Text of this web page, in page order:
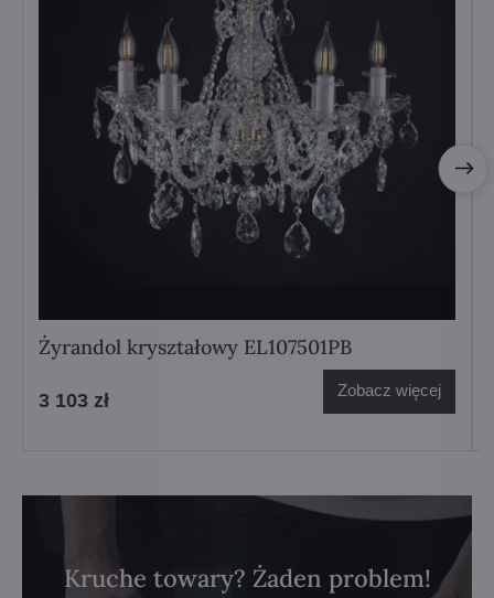
Żyrandol kryształowy EL107501PB
3 103 zł Zobacz więcej
Kruche towary? Żaden problem!